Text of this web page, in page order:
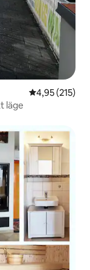
4,95 av 5 i
4,95 (215)
läge